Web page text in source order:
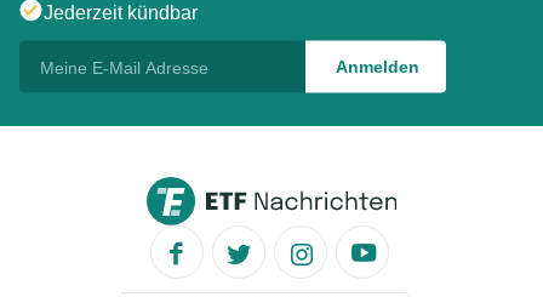
Jederzeit kündbar